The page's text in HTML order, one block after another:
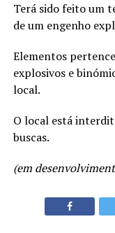
Terá sido feito um
de um engenho
Elementos
explosivos e
local.
O local está
buscas.
(em